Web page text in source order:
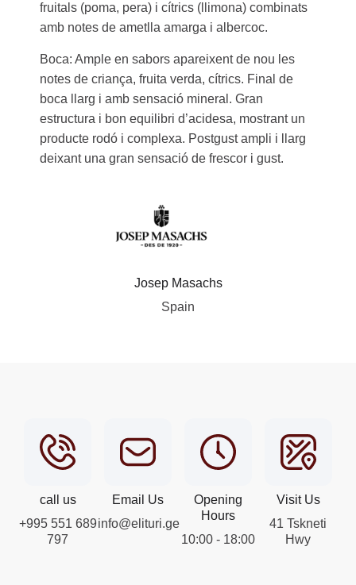
fruitals (poma, pera) i cítrics (llimona) combinats
amb notes de ametlla amarga i albercoc.
Boca: Ample en sabors apareixent de nou les
notes de criança, fruita verda, cítrics. Final de
boca llarg i amb sensació mineral. Gran
estructura i bon equilibri d’acidesa, mostrant un
producte rodó i complexa. Postgust ampli i llarg
deixant una gran sensació de frescor i gust.
Josep Masachs
Spain
call us
+995 551 689
797
Email Us
info@elituri.ge
Opening
Hours
10:00 - 18:00
Visit Us
41 Tskneti
Hwy